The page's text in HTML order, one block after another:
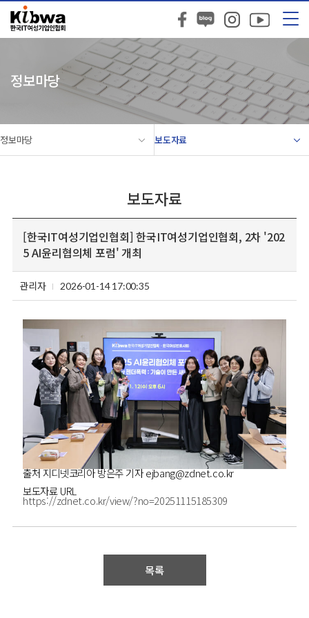
정보마당
정보마당 보도자료
보도자료
[한국IT여성기업인협회] 한국IT여성기업인협회, 2차 '202
5 AI윤리협의체 포럼' 개최
관리자 2026-01-14 17:00:35
출처 지디넷코리아 방은주 기자 ejbang@zdnet.co.kr
보도자료 URL
https://zdnet.co.kr/view/?no=20251115185309
목록